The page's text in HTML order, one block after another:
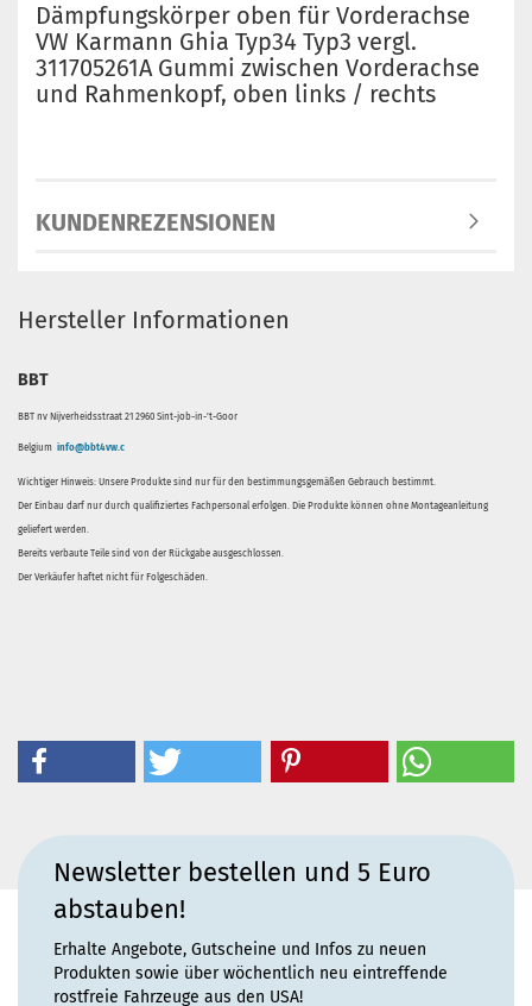
Dämpfungskörper oben für Vorderachse
VW Karmann Ghia Typ34 Typ3 vergl.
311705261A Gummi zwischen Vorderachse
und Rahmenkopf, oben links / rechts
KUNDENREZENSIONEN
Hersteller Informationen
BBT
BBT nv Nijverheidsstraat 21 2960 Sint-job-in-'t-Goor
Belgium info@bbt4vw.c
Wichtiger Hinweis: Unsere Produkte sind nur für den bestimmungsgemäßen Gebrauch bestimmt.
Der Einbau darf nur durch qualifiziertes Fachpersonal erfolgen. Die Produkte können ohne Montageanleitung
geliefert werden.
Bereits verbaute Teile sind von der Rückgabe ausgeschlossen.
Der Verkäufer haftet nicht für Folgeschäden.
Newsletter bestellen und 5 Euro
abstauben!
Erhalte Angebote, Gutscheine und Infos zu neuen
Produkten sowie über wöchentlich neu eintreffende
rostfreie Fahrzeuge aus den USA!